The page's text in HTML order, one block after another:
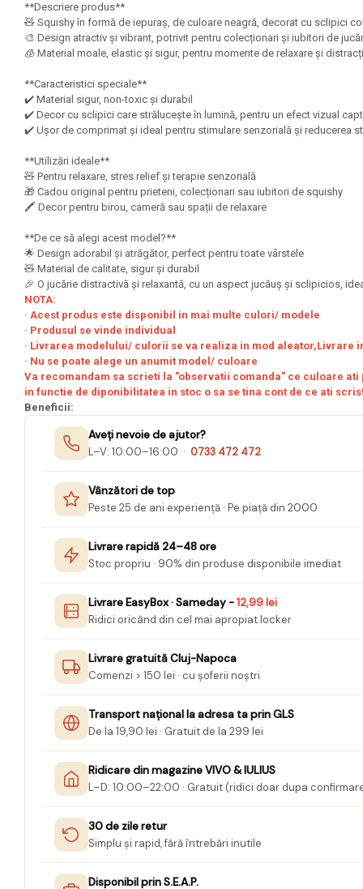
Pensule scolare set
Lipiciuri
Hartie si carton colorate
Hartie Creponata, Hartie
Glasata
Mape Birou/ Dosare Scolare
Trusa geometrie scolara
Rigle, echere si raportor
plastic
Sticle, caserole, pusculite,
suporturi copii
Etichete scolare
Stickere scolare
Seturi scolare
Plastilina, Planseta plastilina
Radiera
Socotitoare, Betisoare
Carti de Colorat pentru copii
Carti Educative
Carnetele notite copii
Jurnale cu cheita, lacat,
magnet
Pasta modelatoare
Harti de perete
Glob Pamantesc Scolar
Materiale Didactice
Instrumente geometrie pentru
tabla scolara
Tablite de desenat magnetice
Sugativa
Articole papetarie pentru copii
Banda adeziva
Compas scolar
**Descriere produs**
🧸 Squishy în formă de iepuraș, de culoare neagră, decorat cu sclipici
🎨 Design atractiv și vibrant, potrivit pentru colecționari și iubitori de
🧊 Material moale, elastic și sigur, pentru momente de relaxare și
**Caracteristici speciale**
✔️ Material sigur, non-toxic și durabil
✔️ Decor cu sclipici care strălucește în lumină, pentru un efect vizual
✔️ Ușor de comprimat și ideal pentru stimulare senzorială și reducerea
**Utilizări ideale**
🧸 Pentru relaxare, stres relief și terapie senzorială
🎁 Cadou original pentru prieteni, colecționari sau iubitori de squishy
🖍️ Decor pentru birou, cameră sau spații de relaxare
**De ce să alegi acest model?**
🌟 Design adorabil și atrăgător, perfect pentru toate vârstele
🧸 Material de calitate, sigur și durabil
🎉 O jucărie distractivă și relaxantă, cu un aspect jucăuș și sclipicios,
NOTA:
· Acest produs este disponibil in mai multe culori/ modele
· Produsul se vinde individual
· Livrarea modelului/ culorii se va realiza in mod aleator,Livrare
· Nu se poate alege un anumit model/ culoare
Va recomandam sa scrieti la "observatii comanda" ce culoare
in functie de diponibilitatea in stoc o sa se tina cont de ce ati scris!
Beneficii:
Aveți nevoie de ajutor?
L–V: 10:00–16:00 · 0733 472 472
Vânzători de top
Peste 25 de ani experiență · Pe piață din 2000
Livrare rapidă 24–48 ore
Stoc propriu · 90% din produse disponibile imediat
Livrare EasyBox · Sameday -12,99 lei
Ridici oricând din cel mai apropiat locker
Livrare gratuită Cluj-Napoca
Comenzi > 150 lei · cu șoferii noștri
Transport național la adresa ta prin GLS
De la 19,90 lei · Gratuit de la 299 lei
Ridicare din magazine VIVO & IULIUS
L–D: 10:00–22:00 · Gratuit (ridici doar dupa
30 de zile retur
Simplu și rapid, fără întrebări inutile
Disponibil prin S.E.A.P.